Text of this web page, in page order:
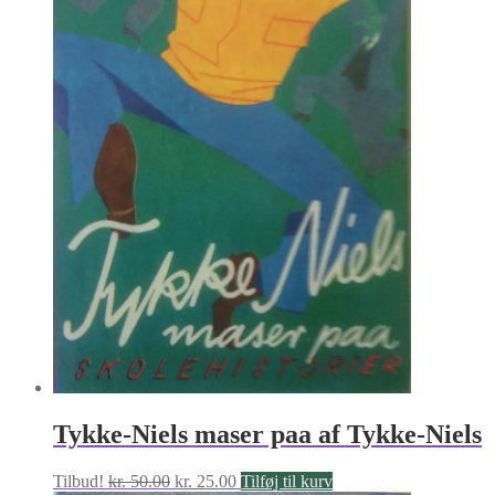
Tykke-Niels maser paa af Tykke-Niels
Tilbud! kr.50.00 Den
kr. 25.00Den
Tilføj til kurv